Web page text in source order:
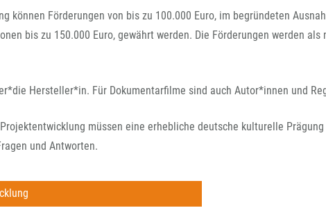
können Förderungen von bis zu 100.000 Euro, im begründeten
bis zu 150.000 Euro, gewährt werden. Die Förderungen werden
Hersteller*in. Für Dokumentarfilme sind auch Autor*innen und
müssen eine erhebliche deutsche kulturelle
und Antworten.